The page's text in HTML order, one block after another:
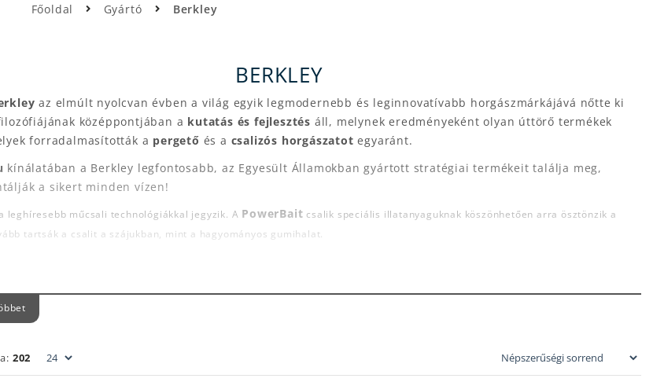
Főoldal Gyártó Berkley
BERKLEY
az elmúlt nyolcvan évben a világ egyik legmodernebb és leginnovatívabb horgászmárkájává nőtte ki
középpontjában a kutatás és fejlesztés áll, melynek eredményeként olyan úttörő termékek
forradalmasították a pergető és a csalizós horgászatot egyaránt.
kínálatában a Berkley legfontosabb, az Egyesült Államokban gyártott stratégiai termékeit találja meg,
a sikert minden vízen!
leghíresebb műcsali technológiákkal jegyzik. A PowerBait csalik speciális illatanyaguknak köszönhetően arra ösztönzik a
tartsák a csalit a szájukban, mint a hagyományos gumihalat.
Wobblerek:
DEX Ripper.
202